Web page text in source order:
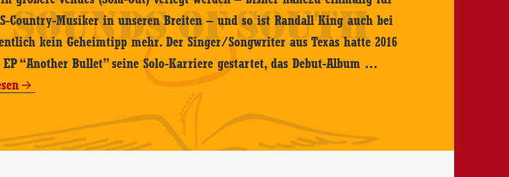
Country-Musiker in unseren Breiten – und so ist Randall King auch bei
kein Geheimtipp mehr. Der Singer/Songwriter aus Texas hatte 2016
“Another Bullet” seine Solo-Karriere gestartet, das Debut-Album …
The